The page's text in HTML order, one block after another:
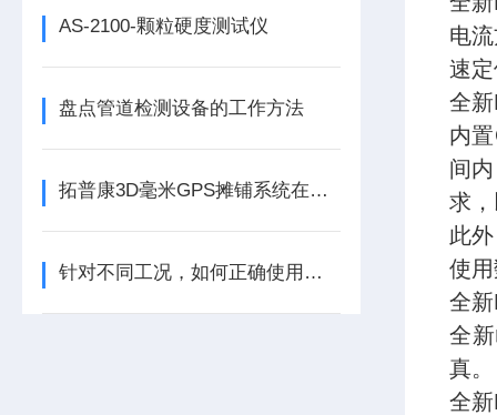
AS-2100-颗粒硬度测试仪
盘点管道检测设备的工作方法
拓普康3D毫米GPS摊铺系统在内蒙古路桥高速建设中的成功应用
针对不同工况，如何正确使用钢筋定位及保护层测量仪
电
速
全
内
间
求
此
使
全
全
真。
全